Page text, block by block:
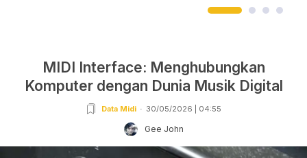
MIDI Interface: Menghubungkan
Komputer dengan Dunia Musik Digital
Data Midi 30/05/2026 | 04:55
Gee John